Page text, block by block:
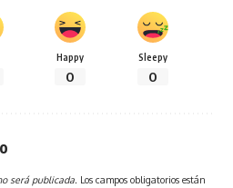
Happy
0
Sleepy
0
será publicada. Los campos obligatorios están